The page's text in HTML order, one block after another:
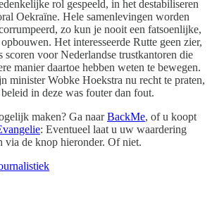
rol gespeeld, in het destabiliseren
Oekraïne. Hele samenlevingen worden
zo kun je nooit een fatsoenlijke,
Het interesseerde Rutte geen zier,
voor Nederlandse trustkantoren die
manier daartoe hebben weten te bewegen.
minister Wobke Hoekstra nu recht te praten,
in deze was fouter dan fout.
maken? Ga naarBackMe, of u koopt
: Eventueel laat u uw waardering
via de knop hieronder. Of niet.